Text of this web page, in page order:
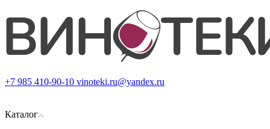
+7 985 410-90-10 vinoteki.ru@yandex.ru
Каталог